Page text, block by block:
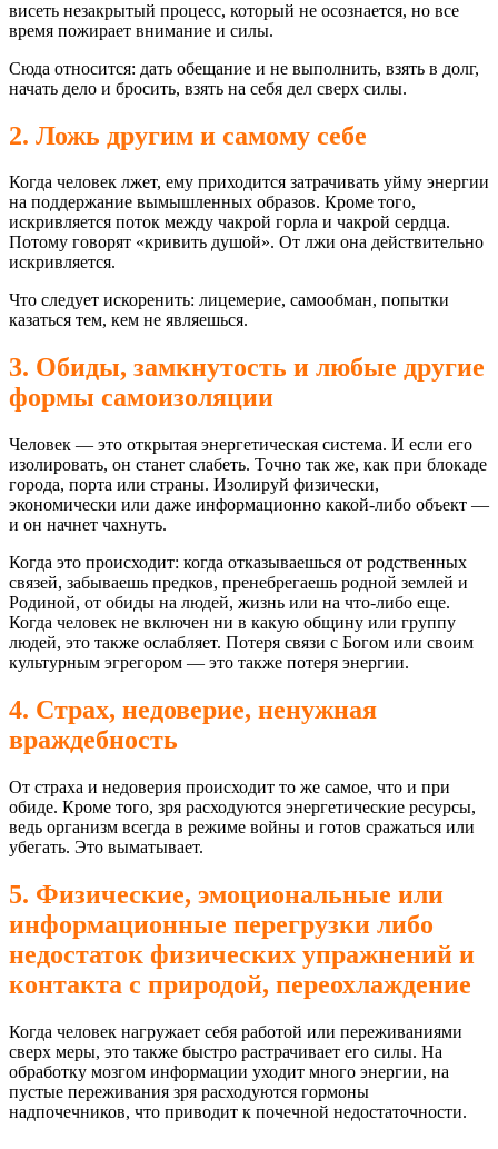
висеть незакрытый процесс, который не осознается, но все
время пожирает внимание и силы.
Сюда относится: дать обещание и не выполнить, взять в долг,
начать дело и бросить, взять на себя дел сверх силы.
2. Ложь другим и самому себе
Когда человек лжет, ему приходится затрачивать уйму энергии
на поддержание вымышленных образов. Кроме того,
искривляется поток между чакрой горла и чакрой сердца.
Потому говорят «кривить душой». От лжи она действительно
искривляется.
Что следует искоренить: лицемерие, самообман, попытки
казаться тем, кем не являешься.
3. Обиды, замкнутость и любые другие
формы самоизоляции
Человек — это открытая энергетическая система. И если его
изолировать, он станет слабеть. Точно так же, как при блокаде
города, порта или страны. Изолируй физически,
экономически или даже информационно какой-либо объект —
и он начнет чахнуть.
Когда это происходит: когда отказываешься от родственных
связей, забываешь предков, пренебрегаешь родной землей и
Родиной, от обиды на людей, жизнь или на что-либо еще.
Когда человек не включен ни в какую общину или группу
людей, это также ослабляет. Потеря связи с Богом или своим
культурным эгрегором — это также потеря энергии.
4. Страх, недоверие, ненужная
враждебность
От страха и недоверия происходит то же самое, что и при
обиде. Кроме того, зря расходуются энергетические ресурсы,
ведь организм всегда в режиме войны и готов сражаться или
убегать. Это выматывает.
5. Физические, эмоциональные или
информационные перегрузки либо
недостаток физических упражнений и
контакта с природой, переохлаждение
Когда человек нагружает себя работой или переживаниями
сверх меры, это также быстро растрачивает его силы. На
обработку мозгом информации уходит много энергии, на
пустые переживания зря расходуются гормоны
надпочечников, что приводит к почечной недостаточности.